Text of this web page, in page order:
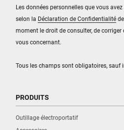
Tous les champs sont obligatoires, sauf
Les données personnelles que vous
selon la Déclaration de Confidentialité
moment le droit de consulter, de corriger
vous concernant.
PRODUITS
Outillage électroportatif